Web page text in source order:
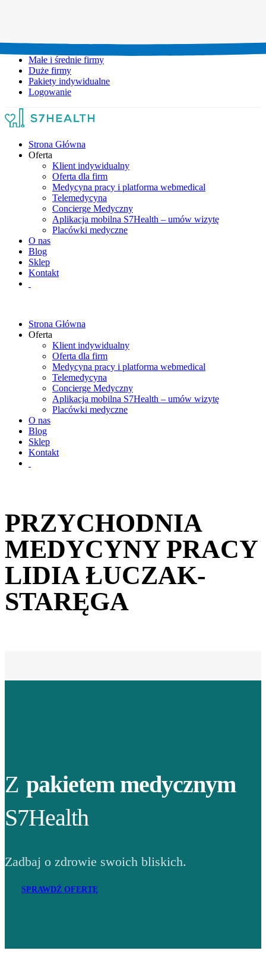
Małe i średnie firmy
Duże firmy
Pakiety indywidualne
Logowanie
Strona Główna
Oferta
Klient indywidualny
Oferta dla firm
Medycyna pracy i platforma webmedical
Telemedycyna
Concierge Medyczny
Aplikacja mobilna S7Health – umów wizytę
Placówki medyczne
O nas
Blog
Sklep
Kontakt
Strona Główna
Oferta
Klient indywidualny
Oferta dla firm
Medycyna pracy i platforma webmedical
Telemedycyna
Concierge Medyczny
Aplikacja mobilna S7Health – umów wizytę
Placówki medyczne
O nas
Blog
Sklep
Kontakt
PRZYCHODNIA
MEDYCYNY PRACY
LIDIA ŁUCZAK-
STARĘGA
Z pakietem medycznym
S7Health
Zadbaj o zdrowie swoich bliskich.
SPRAWDŹ OFERTĘ